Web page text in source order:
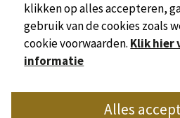
Kampeerplaats(en)
Officiële website van de Unie
klikken op alles accepteren,
gebruik van de cookies zoals
cookie voorwaarden. Klik hier
informatie
Alles